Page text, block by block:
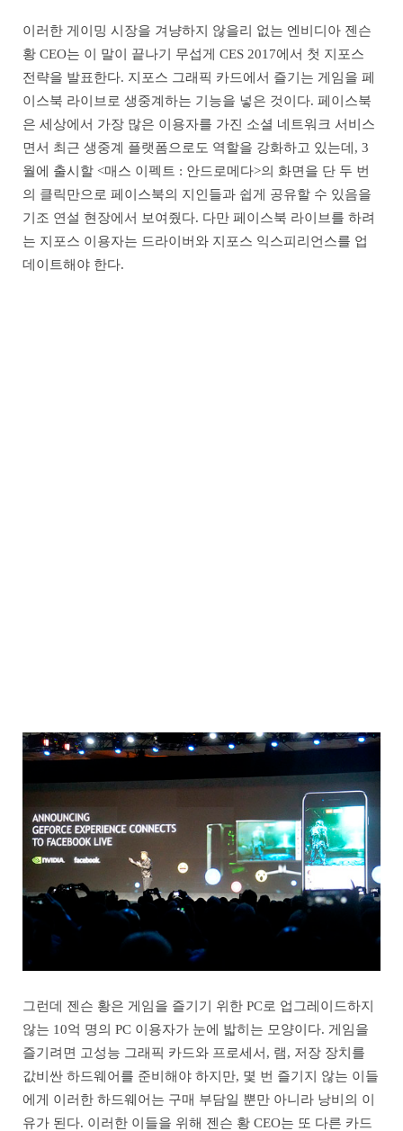
이러한 게이밍 시장을 겨냥하지 않을리 없는 엔비디아 젠슨
황 CEO는 이 말이 끝나기 무섭게 CES 2017에서 첫 지포스
전략을 발표한다. 지포스 그래픽 카드에서 즐기는 게임을 페
이스북 라이브로 생중계하는 기능을 넣은 것이다. 페이스북
은 세상에서 가장 많은 이용자를 가진 소셜 네트워크 서비스
면서 최근 생중계 플랫폼으로도 역할을 강화하고 있는데, 3
월에 출시할 <매스 이펙트 : 안드로메다>의 화면을 단 두 번
의 클릭만으로 페이스북의 지인들과 쉽게 공유할 수 있음을
기조 연설 현장에서 보여줬다. 다만 페이스북 라이브를 하려
는 지포스 이용자는 드라이버와 지포스 익스피리언스를 업
데이트해야 한다.
그런데 젠슨 황은 게임을 즐기기 위한 PC로 업그레이드하지
않는 10억 명의 PC 이용자가 눈에 밟히는 모양이다. 게임을
즐기려면 고성능 그래픽 카드와 프로세서, 램, 저장 장치를
값비싼 하드웨어를 준비해야 하지만, 몇 번 즐기지 않는 이들
에게 이러한 하드웨어는 구매 부담일 뿐만 아니라 낭비의 이
유가 된다. 이러한 이들을 위해 젠슨 황 CEO는 또 다른 카드